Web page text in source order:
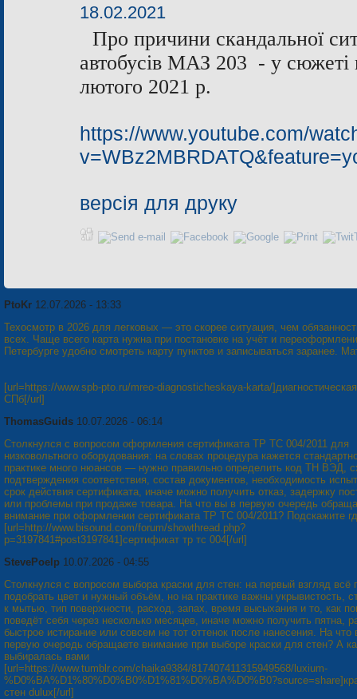
18.02.2021
Про причини скандальної
автобусів МАЗ 203 - у сюжеті
лютого 2021 р.
https://www.youtube.com/
версія для друку
PtoKr 12.07.2026 - 13:33
Техосмотр в 2026 для легковых — это скорее ситуация, чем
всех. Чаще всего карта нужна при постановке на учёт и
Петербурге удобно смотреть карту пунктов и записываться заранее.
[url=https://www.spb-pto.ru/mreo-diagnosticheskaya-karta/
СПб[/url]
ThomasGuids 10.07.2026 - 06:14
Столкнулся с вопросом оформления сертификата ТР ТС 004/2011 для
низковольтного оборудования: на словах процедура кажется
практике много нюансов — нужно правильно определить код ТН ВЭД,
подтверждения соответствия, состав документов, необходимость
срок действия сертификата, иначе можно получить отказ, задержку
или проблемы при продаже товара. На что вы в первую очередь
внимание при оформлении сертификата ТР ТС 004/2011? Подскажите
[url=http://www.bisound.com/forum/showthread.php?
p=3197841#post3197841]сертификат тр тс 004[/url]
StevePoelp 10.07.2026 - 04:55
Столкнулся с вопросом выбора краски для стен: на первый взгляд всё
подобрать цвет и нужный объём, но на практике важны укрывистость,
к мытью, тип поверхности, расход, запах, время высыхания и то, как
поведёт себя через несколько месяцев, иначе можно получить пятна,
быстрое истирание или совсем не тот оттенок после нанесения. На что
первую очередь обращаете внимание при выборе краски для стен? А
выбиралась вами
[url=https://www.tumblr.com/chaika9384/817407411315949568/luxium-
стен dulux[/url]